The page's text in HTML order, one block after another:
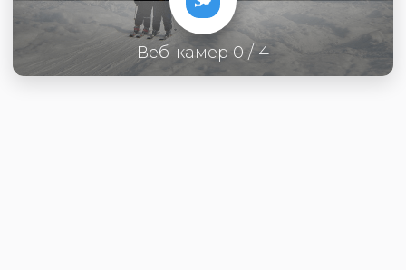
Веб-камер 0 / 4